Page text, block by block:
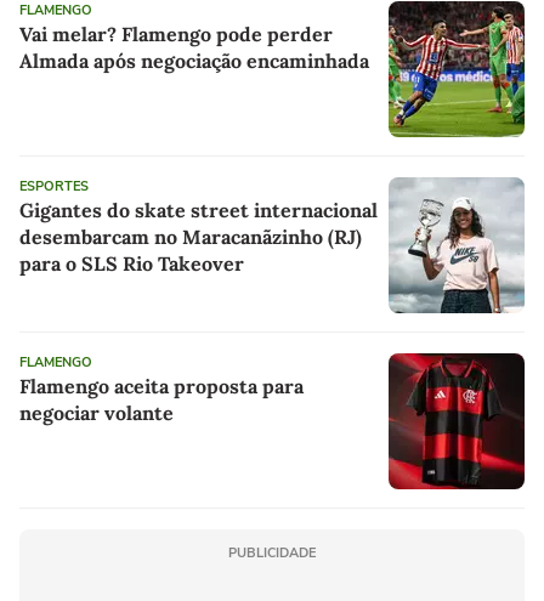
FLAMENGO
Vai melar? Flamengo pode perder
Almada após negociação encaminhada
ESPORTES
Gigantes do skate street internacional
desembarcam no Maracanãzinho (RJ)
para o SLS Rio Takeover
FLAMENGO
Flamengo aceita proposta para
negociar volante
PUBLICIDADE